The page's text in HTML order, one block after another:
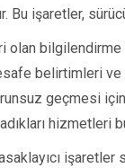
Bu işaretler,
olan
belirtimleri
geçmesi için
hizmetleri
işaretler